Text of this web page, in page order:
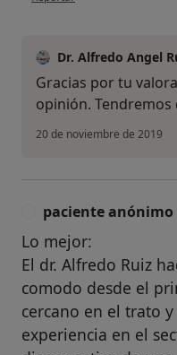
Dr. Alfredo Angel
Gracias por tu
opinión.
20 de noviembre de 2019
paciente anónimo
Lo mejor:
El dr. Alfredo Ruiz
comodo desde el
cercano en el trato
experiencia en el